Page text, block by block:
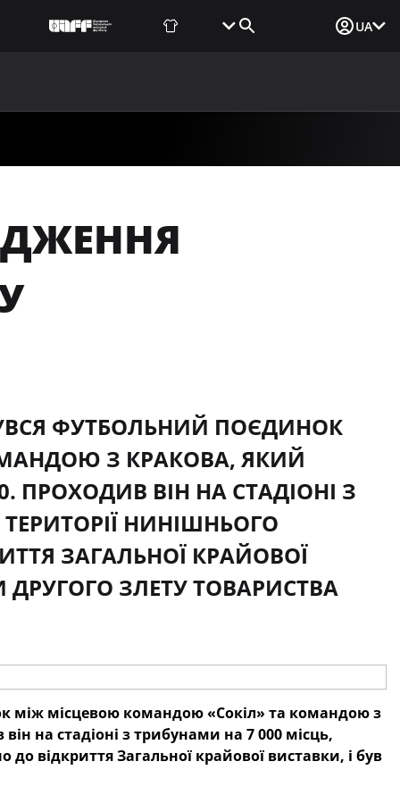
UA
ФУТБОЛЬНИЙ ПОЄДИНОК
З КРАКОВА, ЯКИЙ
ВІН НА СТАДІОНІ З
НИНІШНЬОГО
ЗАГАЛЬНОЇ КРАЙОВОЇ
ЗЛЕТУ ТОВАРИСТВА
між місцевою командою «Сокіл» та командою з
на стадіоні з трибунами на 7 000 місць,
відкриття Загальної крайової виставки, і був